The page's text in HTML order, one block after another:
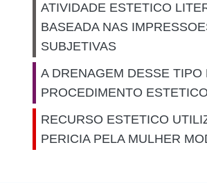
ATIVIDADE ESTETICO
BASEADA NAS
SUBJETIVAS
A DRENAGEM DESSE TIPO
PROCEDIMENTO ESTETICO
RECURSO ESTETICO
PERICIA PELA MULHER